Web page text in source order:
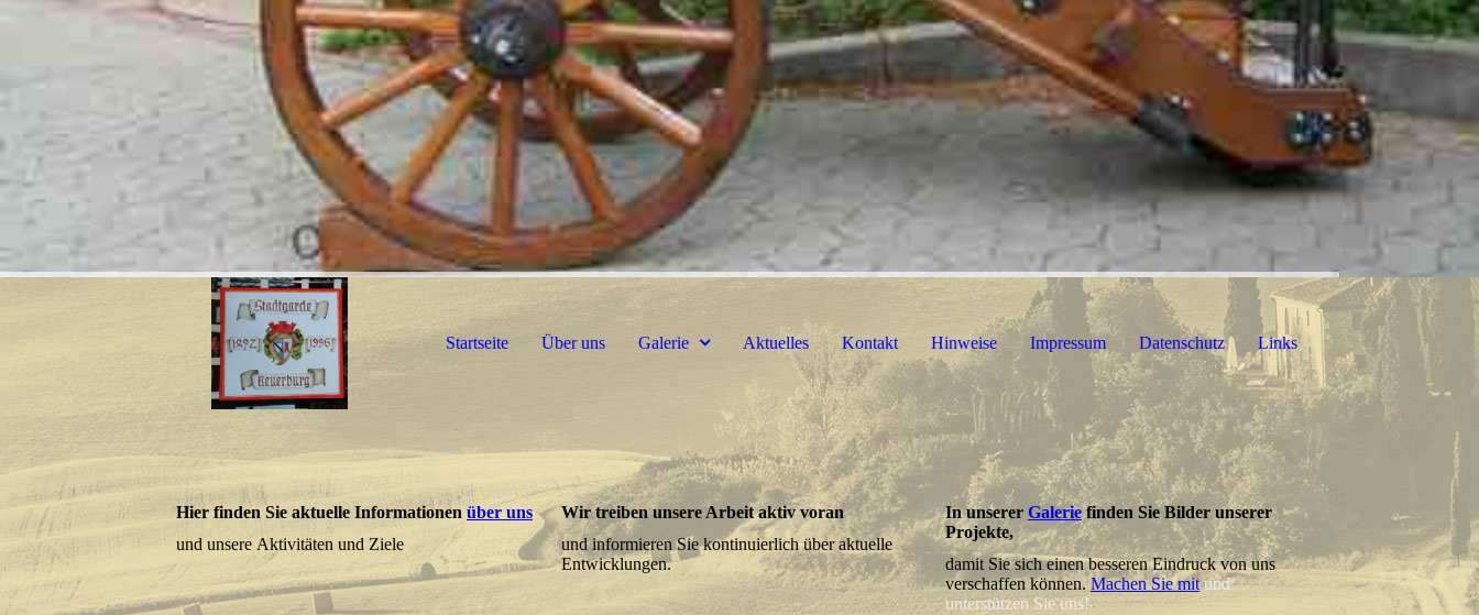
Startseite Über uns Galerie Aktuelles Kontakt Hinweise Impressum Datenschutz Links
Hier finden Sie aktuelle Informationen über uns
und unsere Aktivitäten und Ziele.
Wir treiben unsere Arbeit aktiv voran
und informieren Sie kontinuierlich über aktuelle
Entwicklungen.
In unserer Galeriefinden Sie Bilder unserer
Projekte,
damit Sie sich einen besseren Eindruck von uns
verschaffen können.Machen Sie mitund
unterstützen Sie uns!